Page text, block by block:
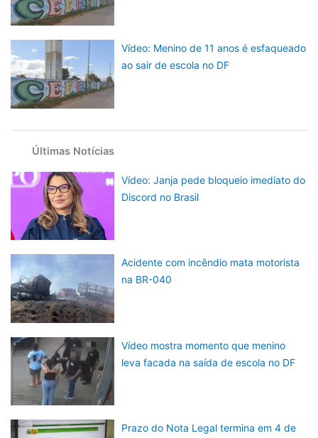
Vídeo: Menino de 11 anos é esfaqueado
ao sair de escola no DF
Últimas Notícias
Vídeo: Janja pede bloqueio imediato do
Discord no Brasil
Acidente com incêndio mata motorista
na BR-040
Vídeo mostra momento que menino
leva facada na saída de escola no DF
Prazo do Nota Legal termina em 4 de